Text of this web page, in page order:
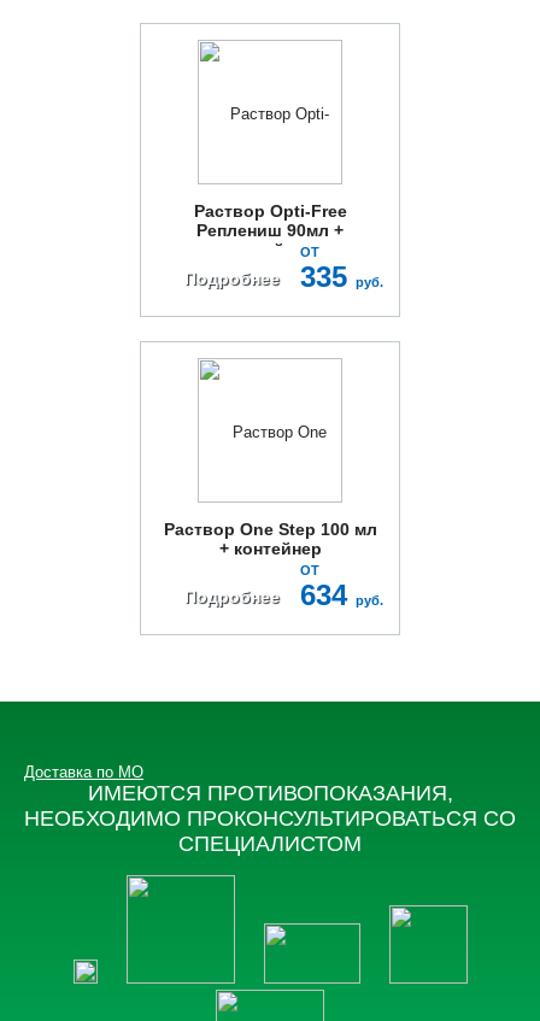
Раствор Opti-Free
Реплениш 90мл +
контейнер
Подробнее
ОТ
335 руб.
Раствор One Step 100 мл
+ контейнер
Подробнее
ОТ
634 руб.
ИМЕЮТСЯ ПРОТИВОПОКАЗАНИЯ,
НЕОБХОДИМО ПРОКОНСУЛЬТИРОВАТЬСЯ СО
СПЕЦИАЛИСТОМ
Доставка по МО